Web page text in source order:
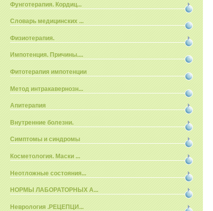
Фунготерапия. Кордиц...
Словарь медицинских ...
Физиотерапия.
Импотенция. Причины....
Фитотерапия импотенции
Метод интракавернозн...
Апитерапия
Внутренние болезни.
Симптомы и синдромы
Косметология. Маски ...
Неотложные состояния...
НОРМЫ ЛАБОРАТОРНЫХ А...
Неврология .РЕЦЕПЦИ...